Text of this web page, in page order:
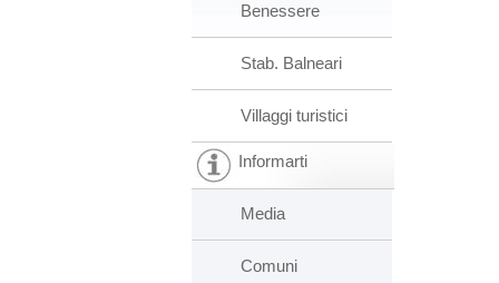
Benessere
Stab. Balneari
Villaggi turistici
Informarti
Media
Comuni